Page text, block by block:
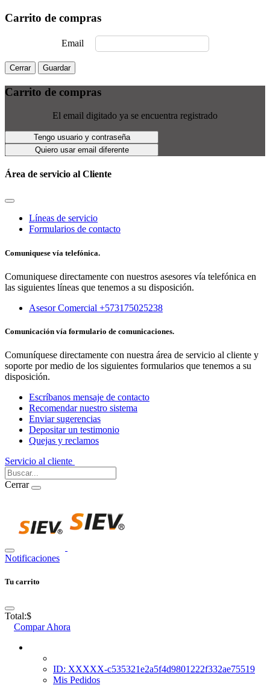
Carrito de compras
Email
Cerrar Guardar
Carrito de compras
El email digitado ya se encuentra registrado
Tengo usuario y contraseña
Quiero usar email diferente
Área de servicio al Cliente
Líneas de servicio
Formularios de contacto
Comuniquese vía telefónica.
Comuniquese directamente con nuestros asesores vía telefónica en
las siguientes líneas que tenemos a su disposición.
Asesor Comercial +573175025238
Comunicación vía formulario de comunicaciones.
Comuníquese directamente con nuestra área de servicio al cliente y
soporte por medio de los siguientes formularios que tenemos a su
disposición.
Escríbanos mensaje de contacto
Recomendar nuestro sistema
Enviar sugerencias
Depositar un testimonio
Quejas y reclamos
Servicio al cliente
Cerrar
Notificaciones
Tu carrito
Total:$
Compar Ahora
ID: XXXXX-c535321e2a5f4d9801222f332ae75519
Mis Pedidos